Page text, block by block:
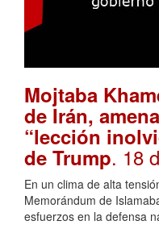
Mojtaba
de Irán,
“lección
de Trump. 18
En un clima de alta
Memorándum de
esfuerzos en la defensa